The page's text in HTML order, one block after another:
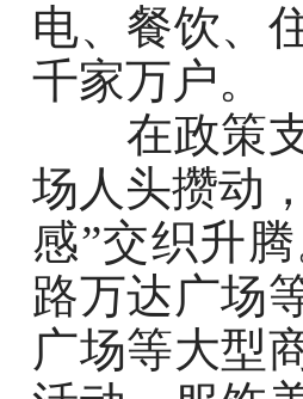
电、餐饮、
千家万户。
在政策支
场人头攒动
感”交织升
路万达广场
广场等大型